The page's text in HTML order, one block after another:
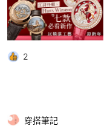
2
穿搭筆記